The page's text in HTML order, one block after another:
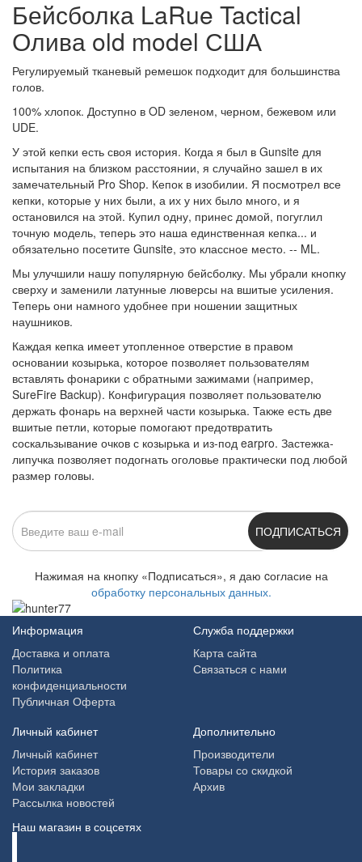
Бейсболка LaRue Tactical
Олива old model США
Регулируемый тканевый ремешок подходит для большинства
голов.
100% хлопок. Доступно в OD зеленом, черном, бежевом или
UDE.
У этой кепки есть своя история. Когда я был в Gunsite для
испытания на близком расстоянии, я случайно зашел в их
замечательный Pro Shop. Кепок в изобилии. Я посмотрел все
кепки, которые у них были, а их у них было много, и я
остановился на этой. Купил одну, принес домой, погуглил
точную модель, теперь это наша единственная кепка... и
обязательно посетите Gunsite, это классное место. -- ML.
Мы улучшили нашу популярную бейсболку. Мы убрали кнопку
сверху и заменили латунные люверсы на вшитые усиления.
Теперь они намного удобнее при ношении защитных
наушников.
Каждая кепка имеет утопленное отверстие в правом
основании козырька, которое позволяет пользователям
вставлять фонарики с обратными зажимами (например,
SureFire Backup). Конфигурация позволяет пользователю
держать фонарь на верхней части козырька. Также есть две
вшитые петли, которые помогают предотвратить
соскальзывание очков с козырька и из-под earpro. Застежка-
липучка позволяет подогнать оголовье практически под любой
размер головы.
ПОДПИСАТЬСЯ
Нажимая на кнопку «Подписаться», я даю cогласие на
обработку персональных данных.
Информация
Доставка и оплата
Политика
конфиденциальности
Публичная Оферта
Служба поддержки
Карта сайта
Связаться с нами
Личный кабинет
Личный кабинет
История заказов
Мои закладки
Рассылка новостей
Дополнительно
Производители
Товары со скидкой
Архив
Наш магазин в соцсетях